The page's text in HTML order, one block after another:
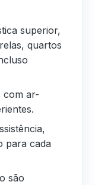
superior,
quartos
com ar-
para cada
são